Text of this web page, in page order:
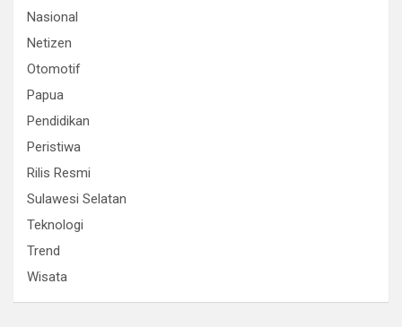
Nasional
Netizen
Otomotif
Papua
Pendidikan
Peristiwa
Rilis Resmi
Sulawesi Selatan
Teknologi
Trend
Wisata